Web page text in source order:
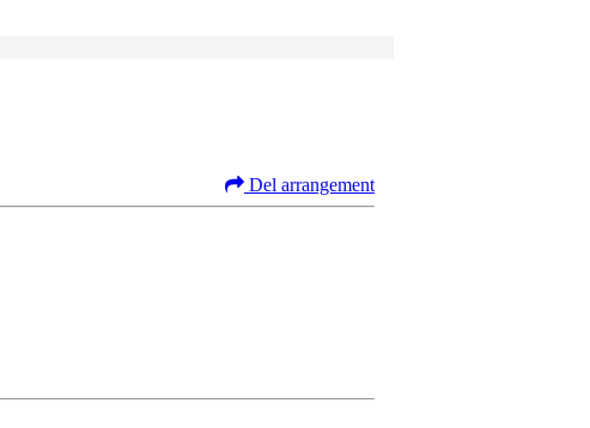
Del arrangement